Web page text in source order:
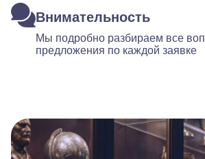
Внимательность
Мы подробно разбираем все
предложения по каждой заявке